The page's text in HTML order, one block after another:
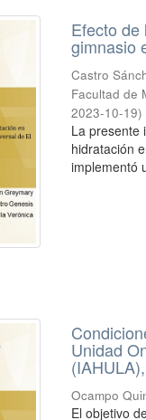
Efecto de
gimnasio
Castro
Facultad de
2023-10-19)
La presente
hidratación
implementó
Unidad
Ocampo
El objetivo